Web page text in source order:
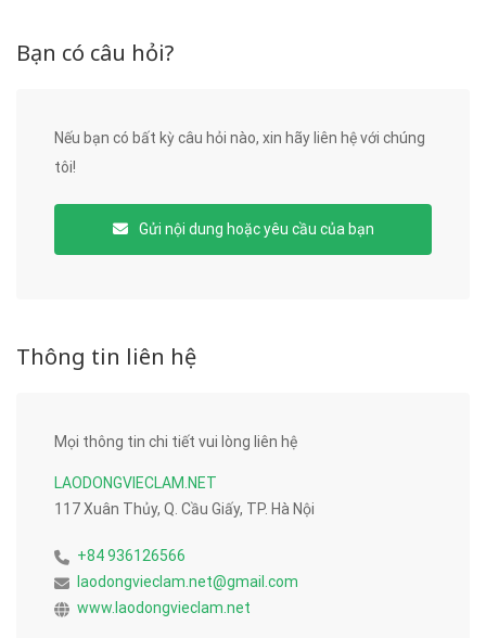
Bạn có câu hỏi?
Nếu bạn có bất kỳ câu hỏi nào, xin hãy liên hệ với chúng
tôi!
Gửi nội dung hoặc yêu cầu của bạn
Thông tin liên hệ
Mọi thông tin chi tiết vui lòng liên hệ
LAODONGVIECLAM.NET
117 Xuân Thủy, Q. Cầu Giấy, TP. Hà Nội
+84 936126566
laodongvieclam.net@gmail.com
www.laodongvieclam.net